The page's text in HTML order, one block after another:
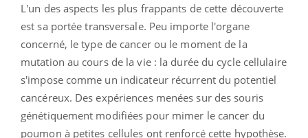
L'un des aspects les plus frappants de cette découverte
est sa portée transversale. Peu importe l'organe
concerné, le type de cancer ou le moment de la
mutation au cours de la vie : la durée du cycle cellulaire
s'impose comme un indicateur récurrent du potentiel
cancéreux. Des expériences menées sur des souris
génétiquement modifiées pour mimer le cancer du
poumon à petites cellules ont renforcé cette hypothèse.